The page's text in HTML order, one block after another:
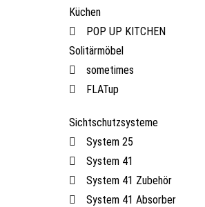
Küchen
POP UP KITCHEN
Solitärmöbel
sometimes
FLATup
Sichtschutzsysteme
System 25
System 41
System 41 Zubehör
System 41 Absorber